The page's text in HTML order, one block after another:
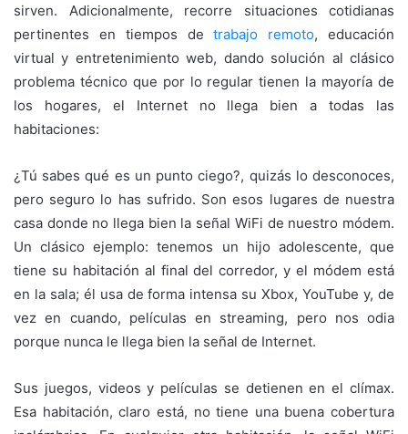
sirven. Adicionalmente, recorre situaciones cotidianas
pertinentes en tiempos detrabajo remoto, educación
virtual y entretenimiento web, dando solución al clásico
problema técnico que por lo regular tienen la mayoría de
los hogares, el Internet no llega bien a todas las
habitaciones:
¿Tú sabes qué es un punto ciego?, quizás lo desconoces,
pero seguro lo has sufrido. Son esos lugares de nuestra
casa donde no llega bien la señal WiFi de nuestro módem.
Un clásico ejemplo: tenemos un hijo adolescente, que
tiene su habitación al final del corredor, y el módem está
en la sala; él usa de forma intensa su Xbox, YouTube y, de
vez en cuando, películas en streaming, pero nos odia
porque nunca le llega bien la señal de Internet.
Sus juegos, videos y películas se detienen en el clímax.
Esa habitación, claro está, no tiene una buena cobertura